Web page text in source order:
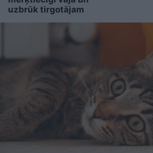
uzbrūk tirgotājam